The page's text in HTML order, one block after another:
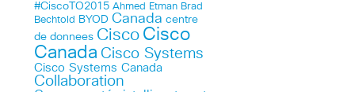
#CiscoTO2015 Ahmed Etman Brad
Bechtold
BYOD Canada centre
de donnees Cisco Cisco
Canada Cisco Systems
Cisco Systems Canada
Collaboration